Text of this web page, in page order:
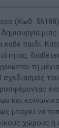
(Κωδ.
δημιουργία
κάθε παιδί.
τη
και
μπορεί να
χώρους